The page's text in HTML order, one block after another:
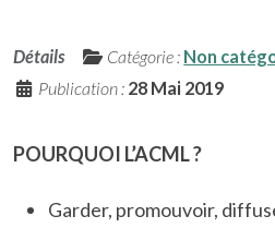
Détails Catégorie : Non
Publication : 28 Mai 2019
POURQUOI L’ACML ?
Garder, promouvoir,